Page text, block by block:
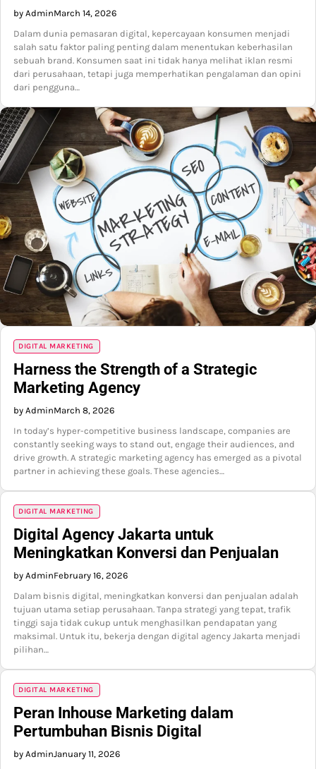
by AdminMarch 14, 2026
Dalam dunia pemasaran digital, kepercayaan konsumen menjadi
salah satu faktor paling penting dalam menentukan keberhasilan
sebuah brand. Konsumen saat ini tidak hanya melihat iklan resmi
dari perusahaan, tetapi juga memperhatikan pengalaman dan opini
dari pengguna…
DIGITAL MARKETING
Harness the Strength of a Strategic
Marketing Agency
by AdminMarch 8, 2026
In today’s hyper-competitive business landscape, companies are
constantly seeking ways to stand out, engage their audiences, and
drive growth. A strategic marketing agency has emerged as a pivotal
partner in achieving these goals. These agencies…
DIGITAL MARKETING
Digital Agency Jakarta untuk
Meningkatkan Konversi dan Penjualan
by AdminFebruary 16, 2026
Dalam bisnis digital, meningkatkan konversi dan penjualan adalah
tujuan utama setiap perusahaan. Tanpa strategi yang tepat, trafik
tinggi saja tidak cukup untuk menghasilkan pendapatan yang
maksimal. Untuk itu, bekerja dengan digital agency Jakarta menjadi
pilihan…
DIGITAL MARKETING
Peran Inhouse Marketing dalam
Pertumbuhan Bisnis Digital
by AdminJanuary 11, 2026